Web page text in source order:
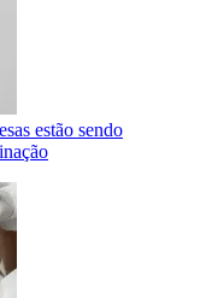
estão sendo